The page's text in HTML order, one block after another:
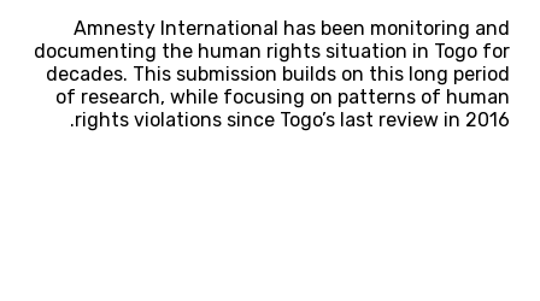
Amnesty International has been monitoring and
documenting the human rights situation in Togo for
decades. This submission builds on this long period
of research, while focusing on patterns of human
rights violations since Togo’s last review in 2016.